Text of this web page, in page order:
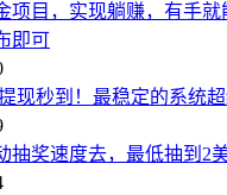
项目，实现躺赚，有手
即可
现秒到！最稳定的系统
抽奖速度去，最低抽到2